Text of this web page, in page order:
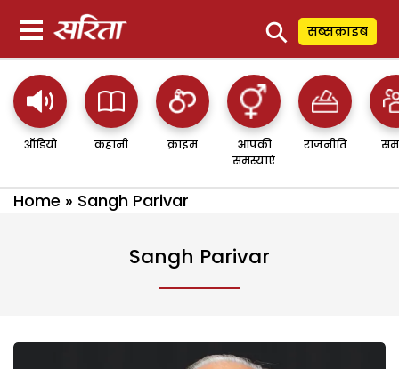
⚲ सब्सक्राइब
ऑडियो कहानी क्राइम
आपकी
समस्याएं
राजनीति
Home » Sangh Parivar
Sangh Parivar